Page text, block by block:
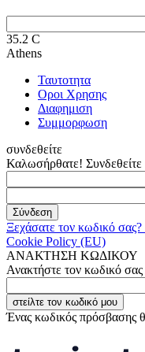
35.2 C
Athens
Ταυτοτητα
Οροι Χρησης
Διαφημιση
Συμμορφωση
συνδεθείτε
Καλωσήρθατε!
Ξεχάσατε τον κωδικό σας?
Cookie Policy (EU)
ΑΝΑΚΤΗΣΗ ΚΩΔΙΚΟΥ
Ανακτήστε τον κωδικό σας
Ένας κωδικός πρόσβασης